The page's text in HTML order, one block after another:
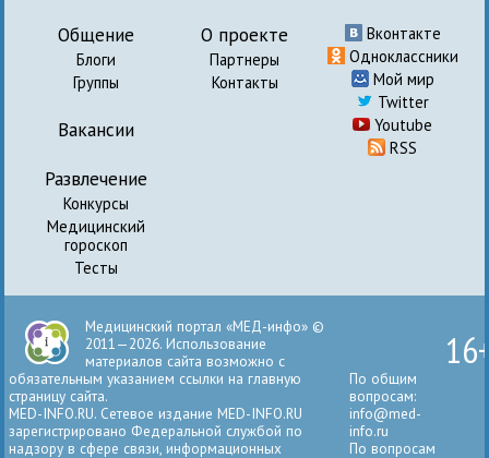
Общение
Блоги
Группы
Вакансии
Развлечение
Конкурсы
Медицинский
гороскоп
Тесты
О проекте
Партнеры
Контакты
Вконтакте
Одноклассники
Мой мир
Twitter
Youtube
RSS
Медицинский портал «МЕД-инфо» ©
2011—2026. Использование
материалов сайта возможно с
обязательным указанием ссылки на главную
страницу сайта.
MED-INFO.RU. Сетевое издание MED-INFO.RU
зарегистрировано Федеральной службой по
надзору в сфере связи, информационных
По общим
вопросам:
info@med-
info.ru
По вопросам